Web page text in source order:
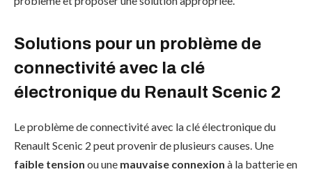
Solutions pour un problème de
connectivité avec la clé
électronique du Renault Scenic 2
Le problème de connectivité avec la clé électronique du
Renault Scenic 2 peut provenir de plusieurs causes. Une
faible tension ou une mauvaise connexion à la batterie en